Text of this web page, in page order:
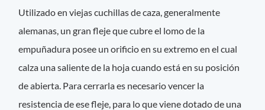
Utilizado en viejas cuchillas de caza, generalmente
alemanas, un gran fleje que cubre el lomo de la
empuñadura posee un orificio en su extremo en el cual
calza una saliente de la hoja cuando está en su posición
de abierta. Para cerrarla es necesario vencer la
resistencia de ese fleje, para lo que viene dotado de una